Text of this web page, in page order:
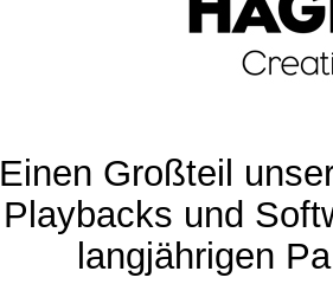
Einen Großteil
Playbacks und
langjährigen